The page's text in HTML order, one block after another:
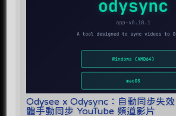
Odysee x Odysync：自動同步失
體手動同步 YouTube 頻道影片